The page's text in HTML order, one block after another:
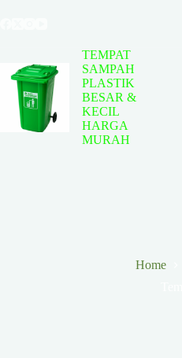
TEMPAT
SAMPAH
PLASTIK
BESAR &
KECIL
HARGA
MURAH
Home